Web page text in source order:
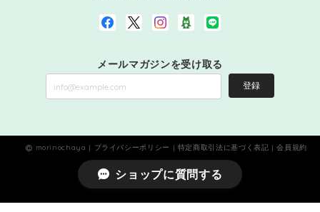
メールマガジンを受け取る
登録
morinochaya | プライバシーポリシー | 特定商取引法に基づく表記 |会員規約
ショップに質問する